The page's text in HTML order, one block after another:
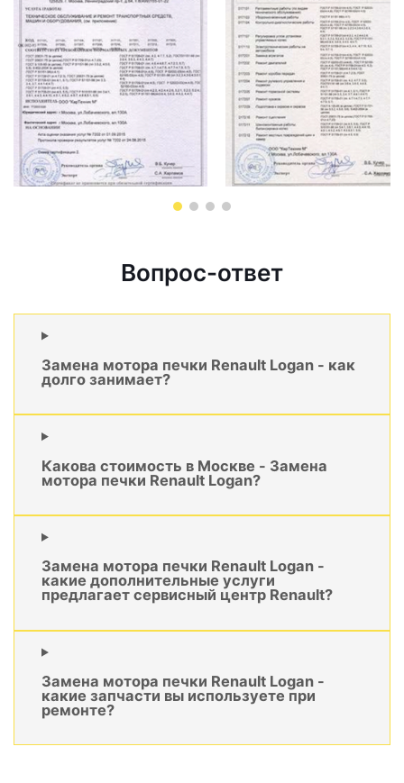
Вопрос-ответ
Замена мотора печки Renault Logan - как
долго занимает?
Какова стоимость в Москве - Замена
мотора печки Renault Logan?
Замена мотора печки Renault Logan -
какие дополнительные услуги
предлагает сервисный центр Renault?
Замена мотора печки Renault Logan -
какие запчасти вы используете при
ремонте?